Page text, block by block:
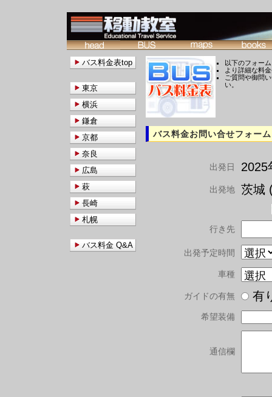
以下のフォー
より詳細な料
ご質問や御問
い。
バス料金お問い合せフォーム
出発日 2025
出発地 茨城
行き先
出発予定時間
車種
ガイドの有無
希望装備
通信欄
バス料金表top
東京
横浜
鎌倉
京都
奈良
広島
萩
長崎
札幌
バス料金 Q&A